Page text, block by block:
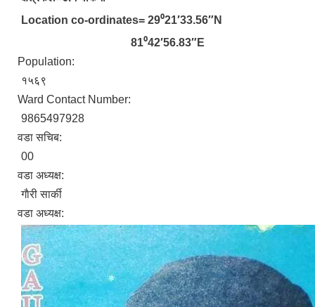
Location co-ordinates= 29⁰21′33.56″N
81⁰42′56.83″E
Population:
१५६९
Ward Contact Number:
9865497928
वडा सचिब:
00
वडा अध्यक्ष:
गाैरी सार्की
वडा अध्यक्ष: